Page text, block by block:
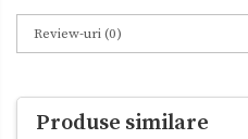
Review-uri(0)
Produse similare